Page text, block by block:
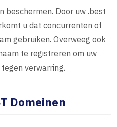
beschermen. Door uw .best
u dat concurrenten of
gebruiken. Overweeg ook
te registreren om uw
verwarring.
Domeinen